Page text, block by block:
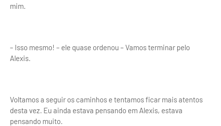
mim.
– Isso mesmo! – ele quase ordenou – Vamos terminar pelo
Alexis.
Voltamos a seguir os caminhos e tentamos ficar mais atentos
desta vez. Eu ainda estava pensando em Alexis, estava
pensando muito.